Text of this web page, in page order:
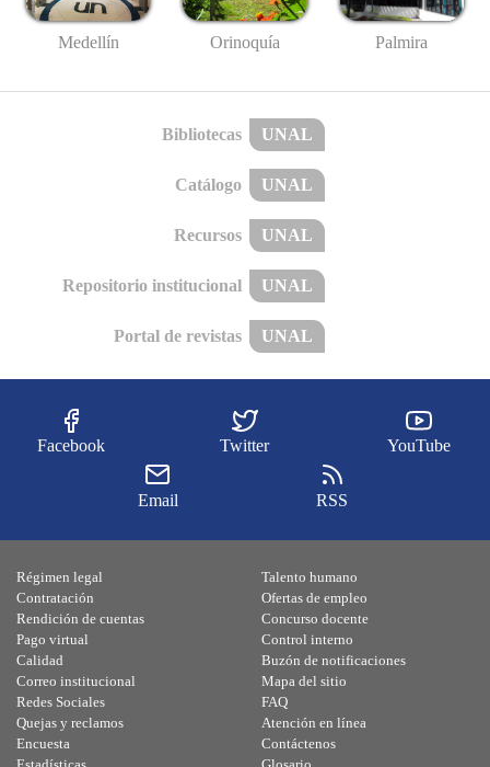
Medellín Orinoquía Palmira
Bibliotecas UNAL
Catálogo UNAL
Recursos UNAL
Repositorio institucional UNAL
Portal de revistas UNAL
Facebook Twitter YouTube
Email RSS
Régimen legal
Contratación
Rendición de cuentas
Pago virtual
Calidad
Talento humano
Ofertas de empleo
Concurso docente
Control interno
Buzón de notificaciones
Correo institucional
Redes Sociales
Quejas y reclamos
Encuesta
Mapa del sitio
FAQ
Atención en línea
Contáctenos